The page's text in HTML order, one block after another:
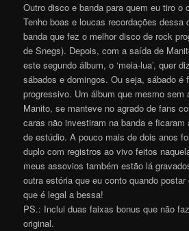
Outro disco e banda para quem eu tiro o
Tenho boas e loucas recordações dessa
banda que fez o melhor disco de rock
de Snegs). Depois, com a saída de
este segundo álbum, o ‘meia-lua’, quer
sábados e domingos. Ou seja, sábado é
progressivo. Um álbum que mesmo sem
Manito, se manteve no agrado de fans
caras não investiram na banda e ficaram
de estúdio. A pouco mais de dois anos
duplo com registros ao vivo feitos
meus assovios também estão lá
outra estória que eu conto quando
que é legal a bessa!
PS.: Inclui duas faixas bonus que não
original.